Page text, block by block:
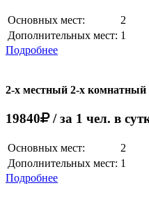
Основных мест:
2
Дополнительных мест: 1
Подробнее
2-х местный 2-х
19840 / за 1 чел. в
Основных мест:
2
Дополнительных мест: 1
Подробнее